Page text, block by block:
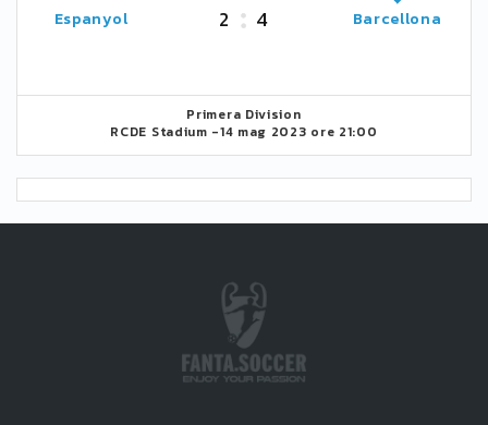
Espanyol 2 4 Barcellona
Primera Division
RCDE Stadium -14 mag 2023 ore 21:00